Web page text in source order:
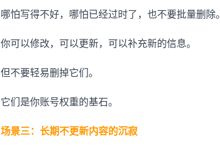
哪怕写得不好，哪怕已经过时了，也不要批量删除。
你可以修改，可以更新，可以补充新的信息。
但不要轻易删掉它们。
它们是你账号权重的基石。
场景三：长期不更新内容的沉寂